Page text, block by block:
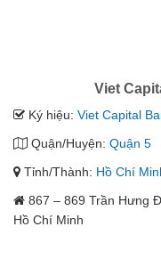
Viet
Ký hiệu: Viet Capital
Quận/Huyện: Quận 5
Tỉnh/Thành: Hồ Chí
867 – 869 Trần Hưng
Hồ Chí Minh